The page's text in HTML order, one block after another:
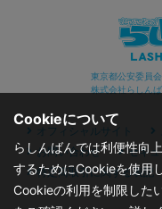
東京都公安委員
株式会社らしんば
オフィシャルサイト
お問い合わせ
セキ
特定商取引に関する表記
Cookieについて
らしんばんでは利便性向
するためにCookieを使用
Cookieの利用を制限した